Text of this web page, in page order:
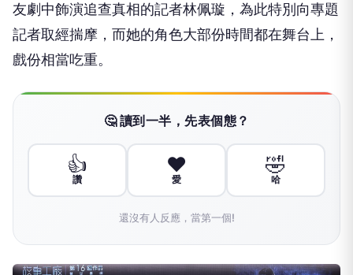
友劇中飾演追查真相的記者林佩璇，為此特別向專題
記者取經揣摩，而她的角色大部份時間都在舞台上，
戲份相當吃重。
🤔 讀到一半，先表個態？
👍
讚
❤️
愛
🤣
哈
還沒有人反應，當第一個!